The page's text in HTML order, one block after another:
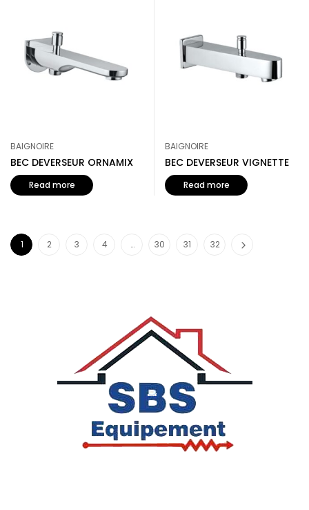
BAIGNOIRE
BEC DEVERSEUR ORNAMIX
Read more
BAIGNOIRE
BEC DEVERSEUR VIGNETTE
Read more
1 2 3 4 … 30 31 32